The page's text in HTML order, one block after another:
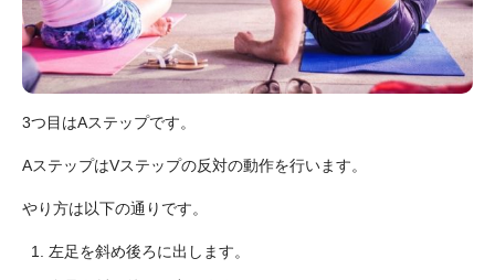
3つ目はAステップです。
AステップはVステップの反対の動作を行います。
やり方は以下の通りです。
左足を斜め後ろに出します。